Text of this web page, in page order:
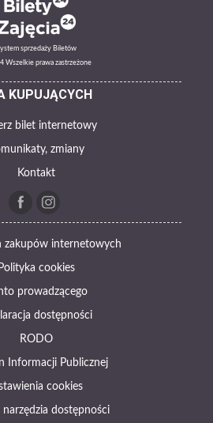
sprzedaży Biletów
Wszelkie prawa zastrzeżone
KUPUJĄCYCH
bilet internetowy
zmiany
Kontakt
zakupów internetowych
Polityka cookies
prowadzącego
dostępności
RODO
Informacji Publicznej
cookies
dostępności